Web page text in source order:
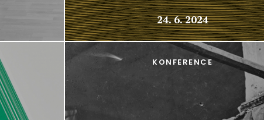
24. 6. 2024
KONFERENCE